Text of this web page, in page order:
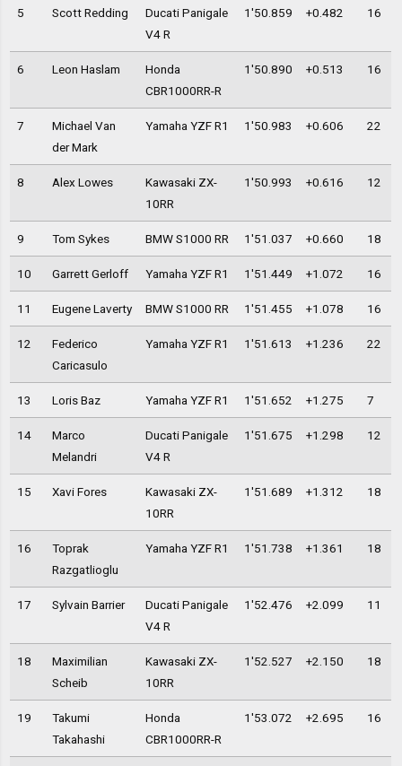
5 Scott Redding
Ducati Panigale
V4 R
1'50.859 +0.482 16
6 Leon Haslam
Honda
CBR1000RR-R
1'50.890 +0.513 16
7
Michael Van
der Mark
Yamaha YZF R1 1'50.983 +0.606 22
8 Alex Lowes
Kawasaki ZX-
10RR
1'50.993 +0.616 12
9 Tom Sykes BMW S1000 RR 1'51.037 +0.660 18
10 Garrett Gerloff Yamaha YZF R1 1'51.449 +1.072 16
11 Eugene Laverty BMW S1000 RR 1'51.455 +1.078 16
12
Federico
Caricasulo
Yamaha YZF R1 1'51.613 +1.236 22
13 Loris Baz Yamaha YZF R1 1'51.652 +1.275 7
14
Marco
Melandri
Ducati Panigale
V4 R
1'51.675 +1.298 12
15 Xavi Fores
Kawasaki ZX-
10RR
1'51.689 +1.312 18
16
Toprak
Razgatlioglu
Yamaha YZF R1 1'51.738 +1.361 18
17 Sylvain Barrier
Ducati Panigale
V4 R
1'52.476 +2.099 11
18
Maximilian
Scheib
Kawasaki ZX-
10RR
1'52.527 +2.150 18
19
Takumi
Takahashi
Honda
CBR1000RR-R
1'53.072 +2.695 16